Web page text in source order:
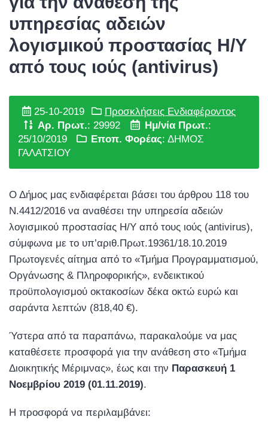
υπηρεσίας αδειών
λογισμικού προστασίας Η/Υ
από τους ιούς (antivirus)
25-10-2019
Προσκλήσεις Ενδιαφέροντος
Αρ. Πρωτ.: 29992 Ημ/νία Πρωτ.:
25/10/2019
Εποπ. Φορέας: ΔΗΜΟΣ
ΓΑΛΑΤΣΙΟΥ
Ο Δήμος μας ενδιαφέρεται βάσει του άρθρου 118 του
Ν.4412/2016 να αναθέσει την υπηρεσία αδειών
λογισμικού προστασίας Η/Υ από τους ιούς (antivirus),
σύμφωνα με το υπ’αριθ.Πρωτ.19361/18.10.2019
Πρωτογενές αίτημα από το «Τμήμα Προγραμματισμού,
Οργάνωσης & Πληροφορικής», ενδεικτικού
προϋπολογισμού οκτακοσίων δέκα οκτώ ευρώ και
σαράντα λεπτών (818,40 €).
Ύστερα από τα παραπάνω, παρακαλούμε να μας
καταθέσετε προσφορά για την ανάθεση στο «Τμήμα
Διοικητικής Μέριμνας», έως και την Παρασκευή 1
Νοεμβρίου 2019 (01.11.2019).
Η προσφορά να περιλαμβάνει: